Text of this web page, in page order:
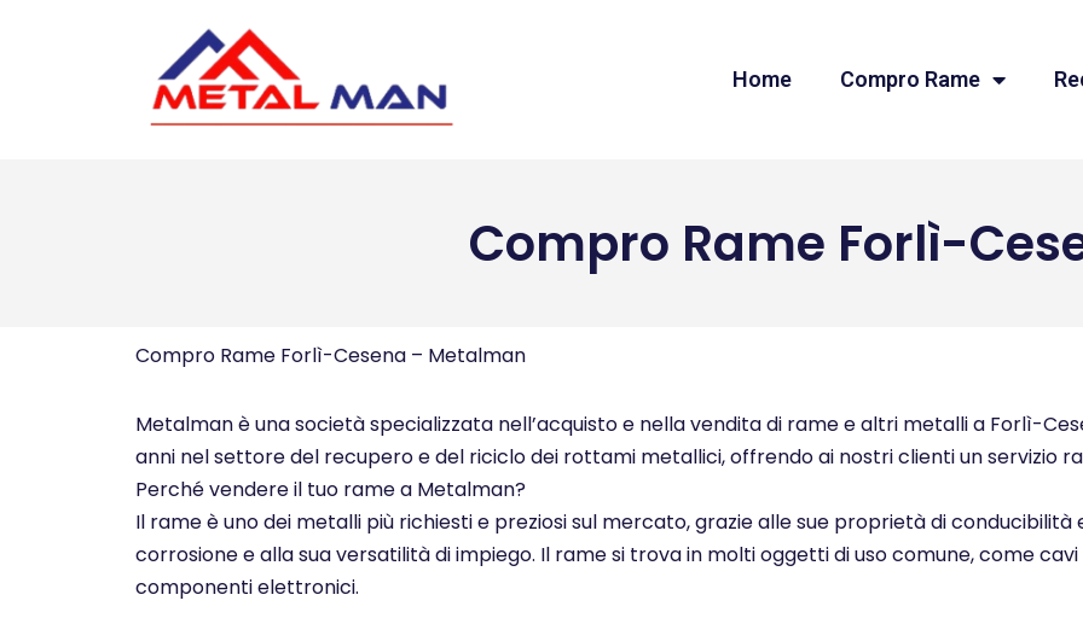
Home Compro Rame
Compro Rame Forlì-
Compro Rame Forlì-Cesena – Metalman
Metalman è una società specializzata nell’acquisto e nella vendita di rame e altri metalli a Forlì-
anni nel settore del recupero e del riciclo dei rottami metallici, offrendo ai nostri clienti un servizio
Perché vendere il tuo rame a Metalman?
Il rame è uno dei metalli più richiesti e preziosi sul mercato, grazie alle sue proprietà di
corrosione e alla sua versatilità di impiego. Il rame si trova in molti oggetti di uso comune, come
componenti elettronici.